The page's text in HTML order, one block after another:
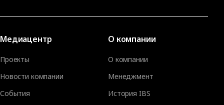
Медиацентр
Проекты
Новости компании
События
О компании
О компании
Менеджмент
История IBS